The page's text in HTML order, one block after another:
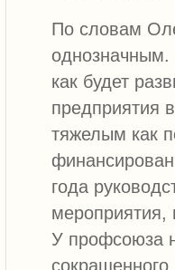
По словам
как будет
предприятия
тяжелым как
года
мероприятия,
У профсоюза
сокращенного